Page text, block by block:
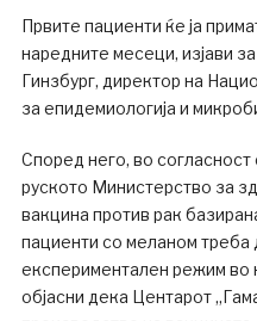
Првите пациенти ќе ја
наредните месеци, изјави
Гинзбург, директор на
за епидемиологија и
Според него, во
руското Министерство за
вакцина против рак
пациенти со меланом треба
експериментален режим во
објасни дека Центарот